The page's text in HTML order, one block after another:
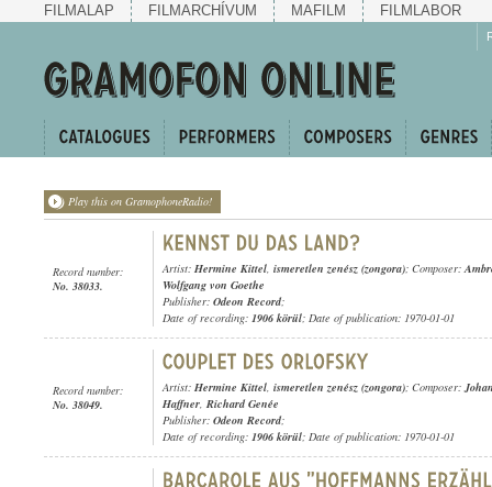
FILMALAP FILMARCHÍVUM MAFILM FILMLABOR
Play this on GramophoneRadio!
Record number:
No. 38033.
Artist: Hermine Kittel, ismeretlen zenész (zongora); Composer:
Wolfgang von Goethe
Publisher: Odeon Record;
Date of recording: 1906 körül; Date of publication: 1970-01-01
Record number:
No. 38049.
Artist: Hermine Kittel, ismeretlen zenész (zongora); Composer:
Haffner, Richard Genée
Publisher: Odeon Record;
Date of recording: 1906 körül; Date of publication: 1970-01-01